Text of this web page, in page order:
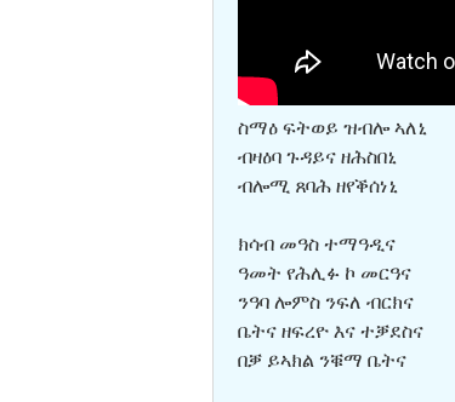
ስማዕ ፍትወይ ዝብሎ ኣለኒ
ብዛዕባ ጉዳይና ዘሕስበኒ
ብሎሚ ጸባሕ ዘየቕሰነኒ
ክሳብ መዓስ ተማዓዲና
ዓመት የሕሊፉ ኮ መርዓና
ንዓባ ሎምስ ንፍለ ብርክና
ቤትና ዘፍረዮ እና ተቓደስና
በቓ ይኣክል ንቑማ ቤትና